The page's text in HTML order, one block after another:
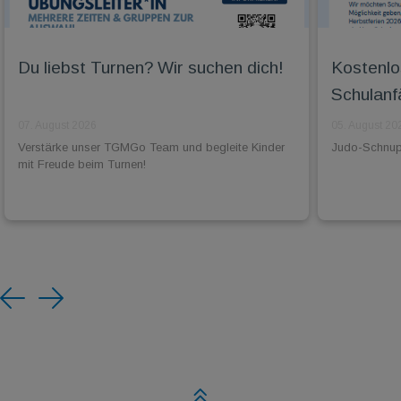
Du liebst Turnen? Wir suchen dich!
Verstärke unser TGMGo Team und begleite Kinder
mit Freude beim Turnen!
Judo-
Previous
Next